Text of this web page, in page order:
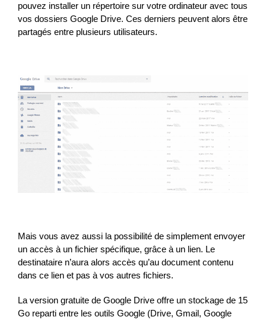
pouvez installer un répertoire sur votre ordinateur avec tous
vos dossiers Google Drive. Ces derniers peuvent alors être
partagés entre plusieurs utilisateurs.
Mais vous avez aussi la possibilité de simplement envoyer
un accès à un fichier spécifique, grâce à un lien. Le
destinataire n’aura alors accès qu’au document contenu
dans ce lien et pas à vos autres fichiers.
La version gratuite de Google Drive offre un stockage de 15
Go reparti entre les outils Google (Drive, Gmail, Google